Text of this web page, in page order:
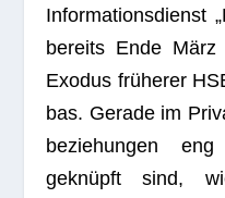
Infor­ma­ti­ons­dienst
bereits Ende März
Exodus frü­he­rer
bas. Gerade im
be­zie­hun­gen
geknüpft sind,